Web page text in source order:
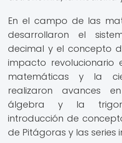
En el campo de las
desarrollaron el
decimal y el concepto
impacto
matemáticas y la
realizaron avances
álgebra y la
introducción de
de Pitágoras y las series